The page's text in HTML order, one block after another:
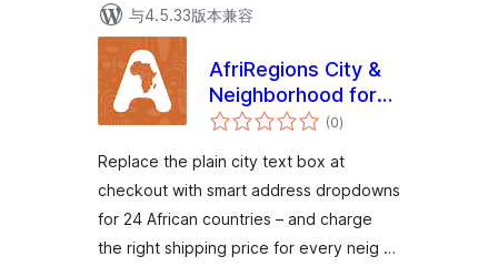
与4.5.33版本兼容
AfriRegions City &
Neighborhood for
WooCommerce
(0总
评)
Replace the plain city text box at
checkout with smart address dropdowns
for 24 African countries – and charge
the right shipping price for every neig …